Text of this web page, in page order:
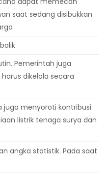
saat sedang disibukkan
Pemerintah juga
dikelola secara
juga menyoroti kontribusi
listrik tenaga surya dan
angka statistik. Pada saat